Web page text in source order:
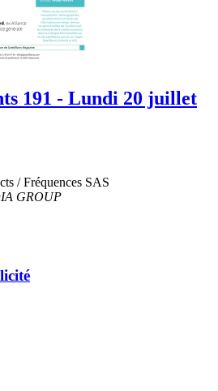
191 - Lundi 20 juillet
/ Fréquences SAS
GROUP